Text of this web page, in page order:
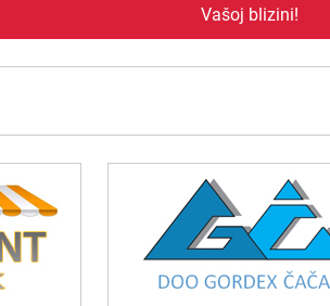
Vašoj blizini!